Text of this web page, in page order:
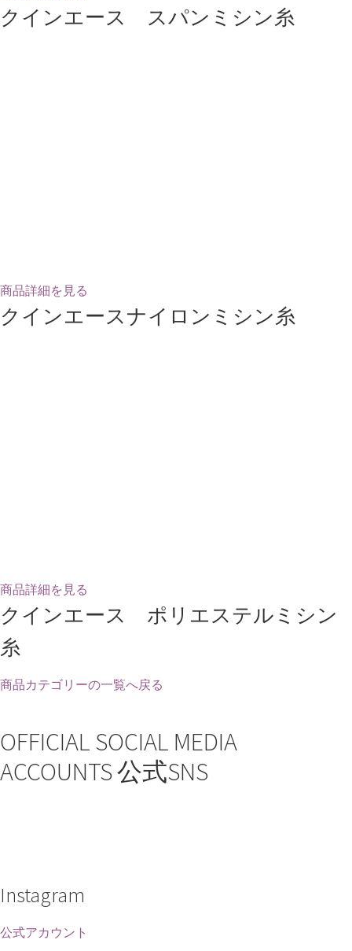
クインエース スパンミシン糸
商品詳細を見る
クインエースナイロンミシン糸
商品詳細を見る
クインエース ポリエステルミシン
糸
商品カテゴリーの一覧へ戻る
OFFICIAL SOCIAL MEDIA
ACCOUNTS公式SNS
Instagram
公式アカウント